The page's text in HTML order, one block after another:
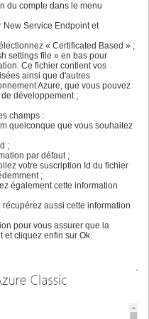
du compte dans le menu
New Service Endpoint et
« Certificated Based » ;
settings file » en bas pour
Ce fichier contient vos
ainsi que d'autres
Azure, que vous pouvez
développement ;
champs :
quelconque que vous souhaitez
;
par défaut ;
votre suscription Id du fichier
;
également cette information
: récupérez aussi cette information
pour vous assurer que la
et cliquez enfin sur Ok.